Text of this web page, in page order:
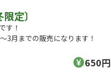
定〕
す！
3月までの販売になります！
650円